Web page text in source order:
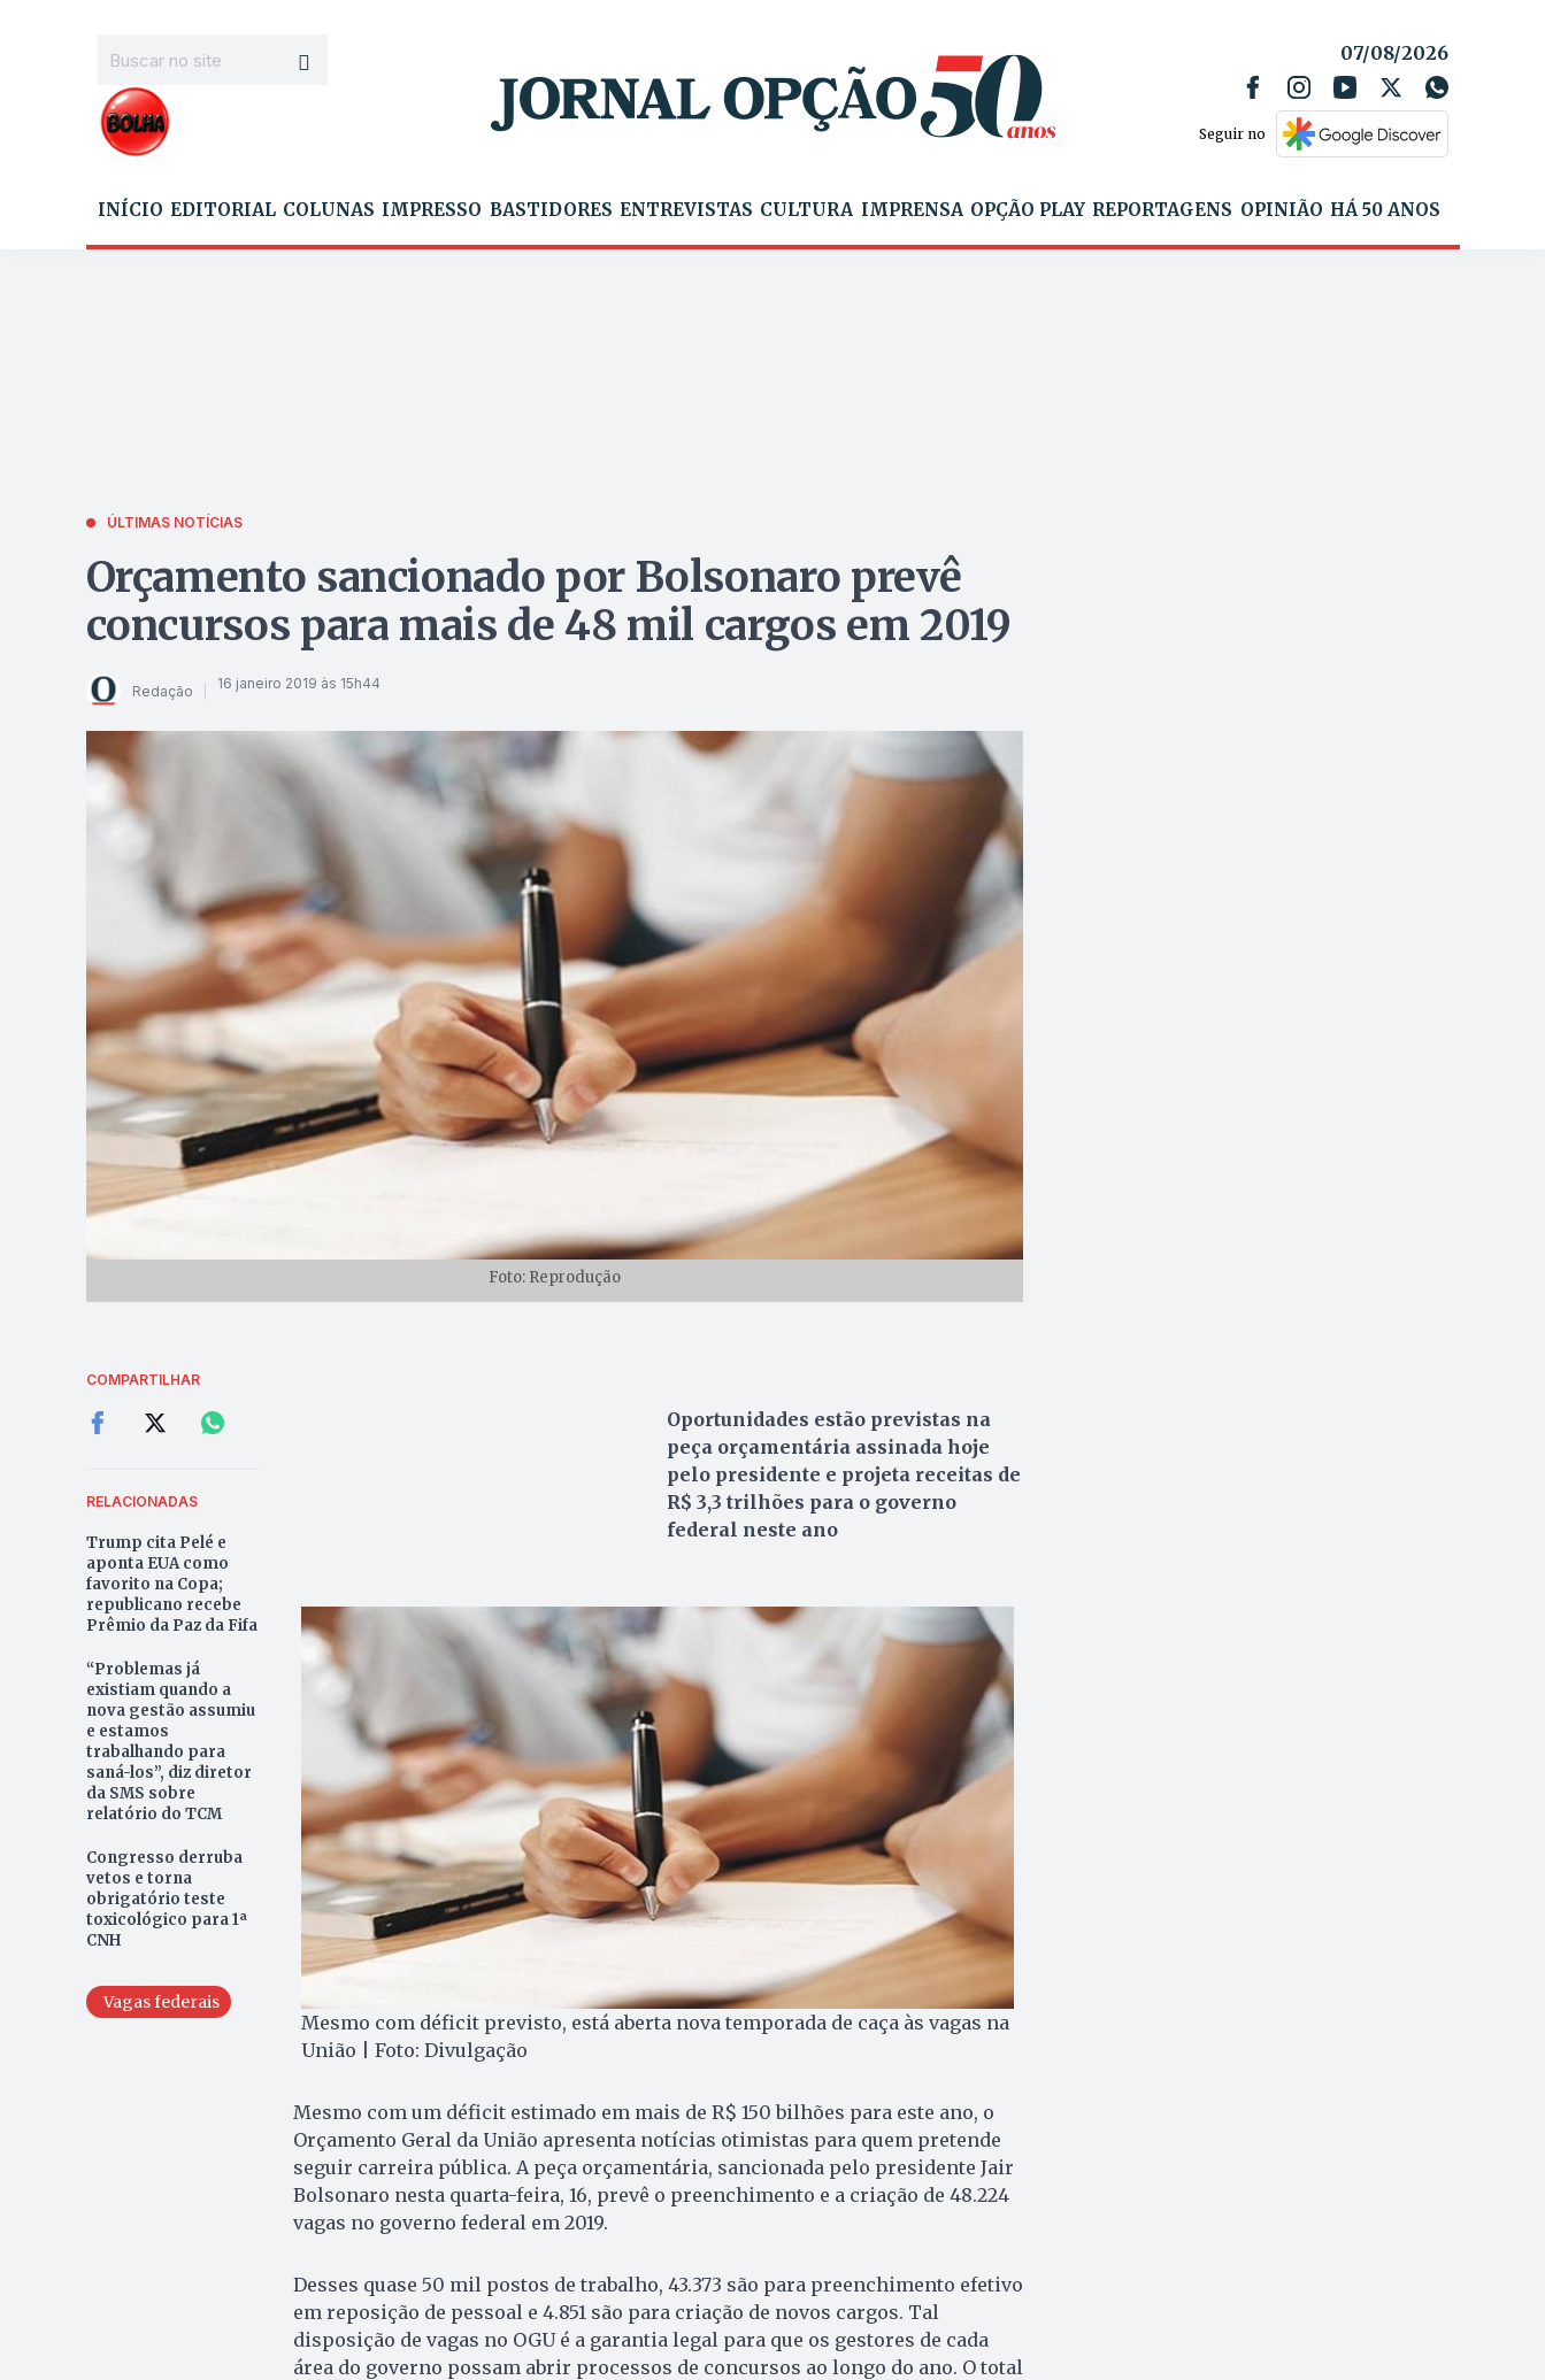
07/08/2026
Seguir no
INÍCIO EDITORIAL COLUNAS IMPRESSO BASTIDORES ENTREVISTAS CULTURA IMPRENSA OPÇÃO PLAY REPORTAGENS OPINIÃO HÁ 50 ANOS
ÚLTIMAS NOTÍCIAS
Orçamento sancionado por Bolsonaro prevê
concursos para mais de 48 mil cargos em 2019
Redação 16 janeiro 2019 às 15h44
Foto: Reprodução
COMPARTILHAR
RELACIONADAS
Trump cita Pelé e
aponta EUA como
favorito na Copa;
republicano recebe
Prêmio da Paz da Fifa
“Problemas já
existiam quando a
nova gestão assumiu
e estamos
trabalhando para
saná-los”, diz diretor
da SMS sobre
relatório do TCM
Congresso derruba
vetos e torna
obrigatório teste
toxicológico para 1ª
CNH
Vagas federais
Oportunidades estão previstas na
peça orçamentária assinada hoje
pelo presidente e projeta receitas de
R$ 3,3 trilhões para o governo
federal neste ano
Mesmo com déficit previsto, está aberta nova temporada de caça às vagas na
União | Foto: Divulgação
Mesmo com um déficit estimado em mais de R$ 150 bilhões para este ano, o
Orçamento Geral da União apresenta notícias otimistas para quem pretende
seguir carreira pública. A peça orçamentária, sancionada pelo presidente Jair
Bolsonaro nesta quarta-feira, 16, prevê o preenchimento e a criação de 48.224
vagas no governo federal em 2019.
Desses quase 50 mil postos de trabalho, 43.373 são para preenchimento efetivo
em reposição de pessoal e 4.851 são para criação de novos cargos. Tal
disposição de vagas no OGU é a garantia legal para que os gestores de cada
área do governo possam abrir processos de concursos ao longo do ano. O total